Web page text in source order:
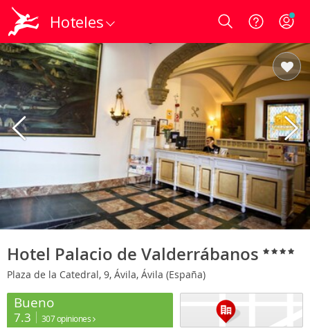
Hoteles Login
Hotel Palacio de Valderrábanos
Plaza de la Catedral, 9, Ávila, Ávila (España)
Bueno
7.3 307 opiniones